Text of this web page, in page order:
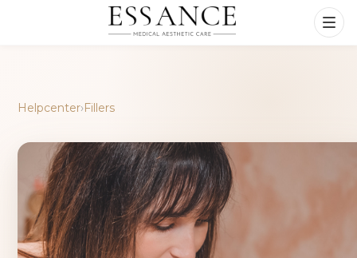
Helpcenter›Fillers